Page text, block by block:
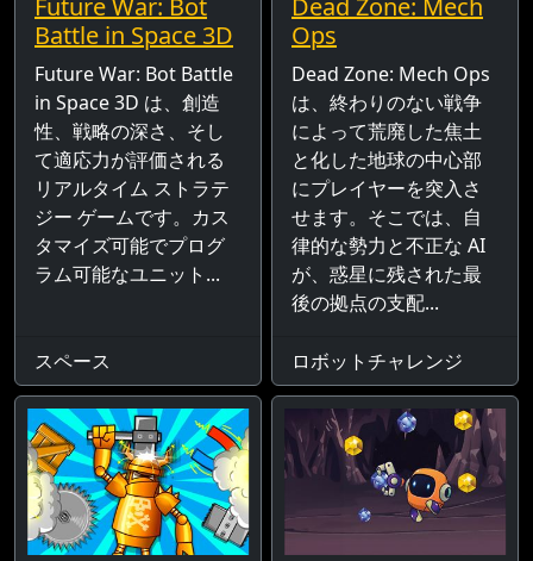
Battle in Space 3D
Future War: Bot Battle
in Space 3D は、創造
性、戦略の深さ、そし
て適応力が評価される
リアルタイム ストラテ
ジー ゲームです。カス
タマイズ可能でプログ
ラム可能なユニット...
スペース
Ops
Dead Zone: Mech Ops
は、終わりのない戦争
によって荒廃した焦土
と化した地球の中心部
にプレイヤーを突入さ
せます。そこでは、自
律的な勢力と不正な AI
が、惑星に残された最
後の拠点の支配...
ロボットチャレンジ